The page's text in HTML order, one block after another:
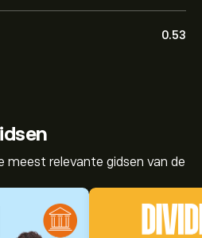
0.53
relevante gidsen van de